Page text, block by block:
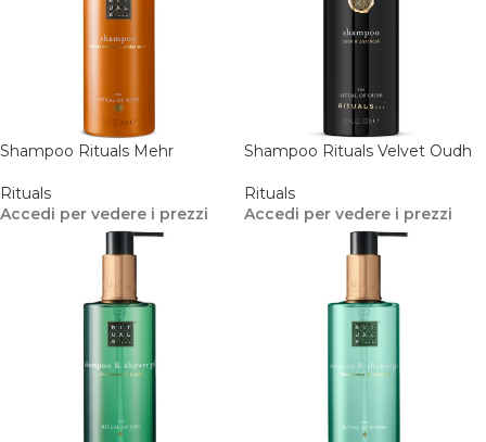
Shampoo Rituals Mehr
Rituals
Accedi per vedere i prezzi
Shampoo Rituals Velvet Oudh
Rituals
Accedi per vedere i prezzi